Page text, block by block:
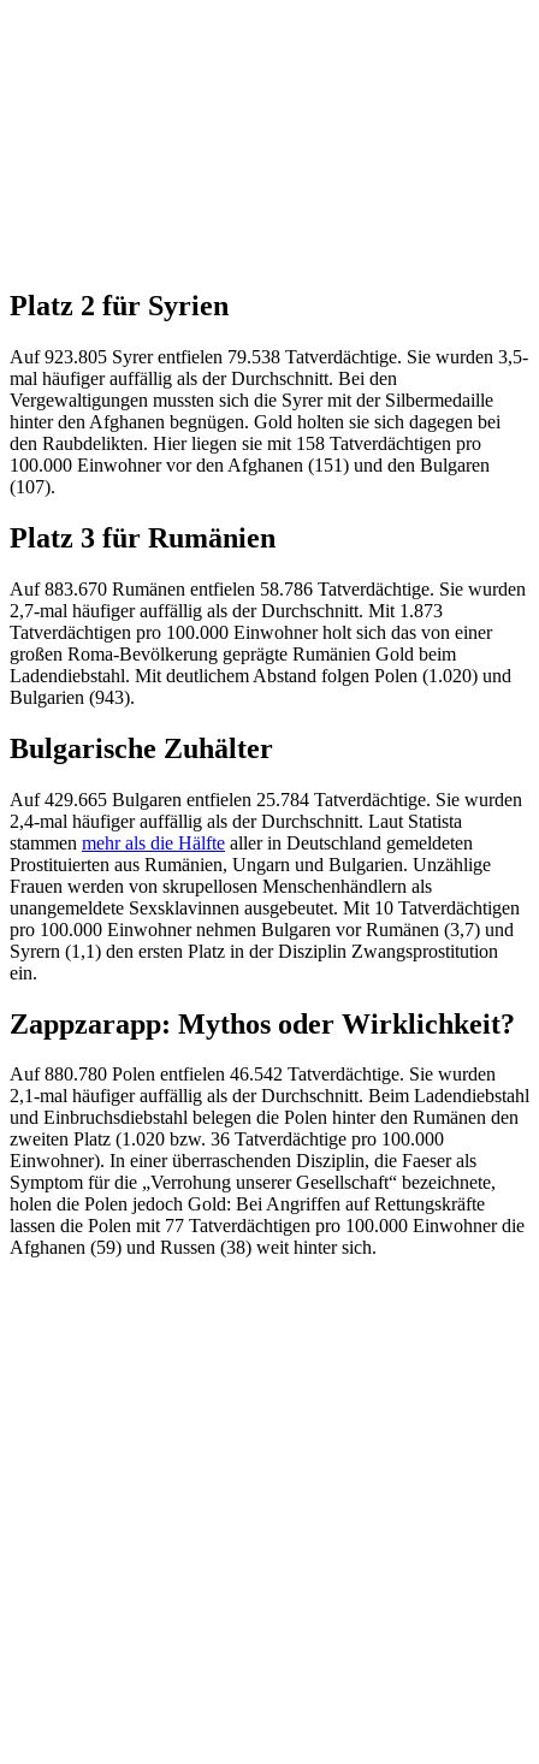
Platz 2 für Syrien
Auf 923.805 Syrer entfielen 79.538 Tatverdächtige. Sie wurden 3,5-
mal häufiger auffällig als der Durchschnitt. Bei den
Vergewaltigungen mussten sich die Syrer mit der Silbermedaille
hinter den Afghanen begnügen. Gold holten sie sich dagegen bei
den Raubdelikten. Hier liegen sie mit 158 Tatverdächtigen pro
100.000 Einwohner vor den Afghanen (151) und den Bulgaren
(107).
Platz 3 für Rumänien
Auf 883.670 Rumänen entfielen 58.786 Tatverdächtige. Sie wurden
2,7-mal häufiger auffällig als der Durchschnitt. Mit 1.873
Tatverdächtigen pro 100.000 Einwohner holt sich das von einer
großen Roma-Bevölkerung geprägte Rumänien Gold beim
Ladendiebstahl. Mit deutlichem Abstand folgen Polen (1.020) und
Bulgarien (943).
Bulgarische Zuhälter
Auf 429.665 Bulgaren entfielen 25.784 Tatverdächtige. Sie wurden
2,4-mal häufiger auffällig als der Durchschnitt. Laut Statista
stammen mehr als die Hälfte aller in Deutschland gemeldeten
Prostituierten aus Rumänien, Ungarn und Bulgarien. Unzählige
Frauen werden von skrupellosen Menschenhändlern als
unangemeldete Sexsklavinnen ausgebeutet. Mit 10 Tatverdächtigen
pro 100.000 Einwohner nehmen Bulgaren vor Rumänen (3,7) und
Syrern (1,1) den ersten Platz in der Disziplin Zwangsprostitution
ein.
Zappzarapp: Mythos oder Wirklichkeit?
Auf 880.780 Polen entfielen 46.542 Tatverdächtige. Sie wurden
2,1-mal häufiger auffällig als der Durchschnitt. Beim Ladendiebstahl
und Einbruchsdiebstahl belegen die Polen hinter den Rumänen den
zweiten Platz (1.020 bzw. 36 Tatverdächtige pro 100.000
Einwohner). In einer überraschenden Disziplin, die Faeser als
Symptom für die „Verrohung unserer Gesellschaft“ bezeichnete,
holen die Polen jedoch Gold: Bei Angriffen auf Rettungskräfte
lassen die Polen mit 77 Tatverdächtigen pro 100.000 Einwohner die
Afghanen (59) und Russen (38) weit hinter sich.